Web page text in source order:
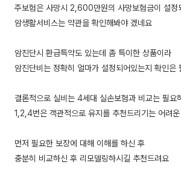
주보험은 사망시 2,600만원의 사망보험금이 설정
암생활서비스는 약관을 확인해봐야 겠네요
암진단시 환급특약도 있는데 좀 특이한 상품이라
암진단비는 정확히 얼마가 설정되어있는지 확인은
결론적으로 실비는 4세대 실손보험과 비교는 필요
1,2,4번은 객관적으로 유지를 추천드리기는 어려
먼저 필요한 보장에 대해 이해를 하신 후
충분히 비교하신 후 리모델링하시길 추천드려요